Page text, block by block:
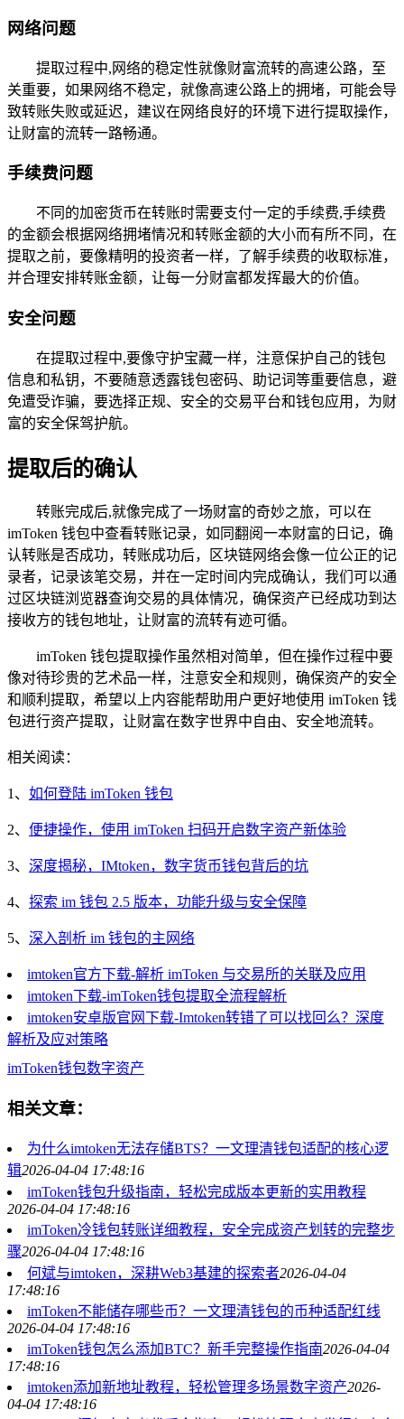
网络问题
提取过程中,网络的稳定性就像财富流转的高速公路，至
关重要，如果网络不稳定，就像高速公路上的拥堵，可能会导
致转账失败或延迟，建议在网络良好的环境下进行提取操作，
让财富的流转一路畅通。
手续费问题
不同的加密货币在转账时需要支付一定的手续费,手续费
的金额会根据网络拥堵情况和转账金额的大小而有所不同，在
提取之前，要像精明的投资者一样，了解手续费的收取标准，
并合理安排转账金额，让每一分财富都发挥最大的价值。
安全问题
在提取过程中,要像守护宝藏一样，注意保护自己的钱包
信息和私钥，不要随意透露钱包密码、助记词等重要信息，避
免遭受诈骗，要选择正规、安全的交易平台和钱包应用，为财
富的安全保驾护航。
提取后的确认
转账完成后,就像完成了一场财富的奇妙之旅，可以在
imToken 钱包中查看转账记录，如同翻阅一本财富的日记，确
认转账是否成功，转账成功后，区块链网络会像一位公正的记
录者，记录该笔交易，并在一定时间内完成确认，我们可以通
过区块链浏览器查询交易的具体情况，确保资产已经成功到达
接收方的钱包地址，让财富的流转有迹可循。
imToken 钱包提取操作虽然相对简单，但在操作过程中要
像对待珍贵的艺术品一样，注意安全和规则，确保资产的安全
和顺利提取，希望以上内容能帮助用户更好地使用 imToken 钱
包进行资产提取，让财富在数字世界中自由、安全地流转。
相关阅读：
1、 如何登陆 imToken 钱包
2、 便捷操作，使用 imToken 扫码开启数字资产新体验
3、 深度揭秘，IMtoken，数字货币钱包背后的坑
4、 探索 im 钱包 2.5 版本，功能升级与安全保障
5、 深入剖析 im 钱包的主网络
imtoken官方下载-解析 imToken 与交易所的关联及应用
imtoken下载-imToken钱包提取全流程解析
imtoken安卓版官网下载-Imtoken转错了可以找回么？深度
解析及应对策略
imToken钱包数字资产
相关文章：
为什么imtoken无法存储BTS？一文理清钱包适配的核心逻
辑2026-04-04 17:48:16
imToken钱包升级指南，轻松完成版本更新的实用教程
2026-04-04 17:48:16
imToken冷钱包转账详细教程，安全完成资产划转的完整步
骤2026-04-04 17:48:16
何斌与imtoken，深耕Web3基建的探索者2026-04-04
17:48:16
imToken不能储存哪些币？一文理清钱包的币种适配红线
2026-04-04 17:48:16
imToken钱包怎么添加BTC？新手完整操作指南2026-04-04
17:48:16
imtoken添加新地址教程，轻松管理多场景数字资产2026-
04-04 17:48:16